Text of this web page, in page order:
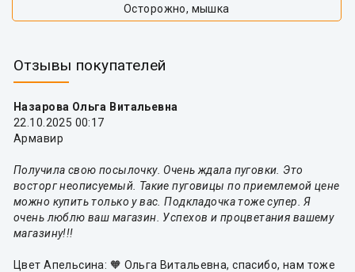
Осторожно, мышка
Отзывы покупателей
Назарова Ольга Витальевна
22.10.2025 00:17
Армавир
Получила свою посылочку. Очень ждала пуговки. Это
восторг неописуемый. Такие пуговицы по приемлемой цене
можно купить только у вас. Подкладочка тоже супер. Я
очень люблю ваш магазин. Успехов и процветания вашему
магазину!!!
Цвет Апельсина: 🧡 Ольга Витальевна, спасибо, нам тоже